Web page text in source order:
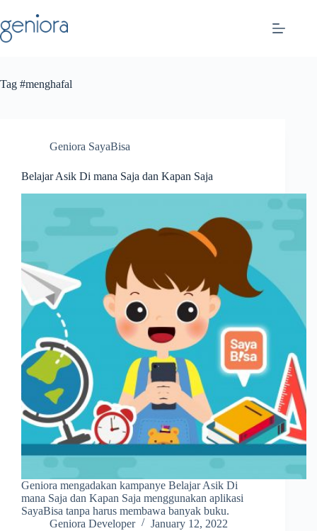
to
content
Tag #menghafal
Geniora SayaBisa
Belajar Asik Di mana Saja dan Kapan Saja
Geniora mengadakan kampanye Belajar Asik Di
mana Saja dan Kapan Saja menggunakan aplikasi
SayaBisa tanpa harus membawa banyak buku.
Geniora Developer
January 12, 2022